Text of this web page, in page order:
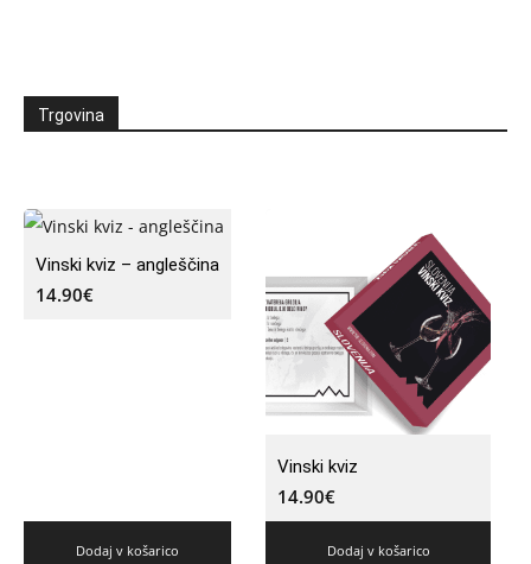
Trgovina
Vinski kviz – angleščina
14.90€
Dodaj v košarico
Vinski kviz
14.90€
Dodaj v košarico